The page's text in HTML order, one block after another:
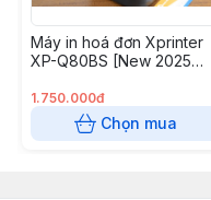
Máy in hoá đơn Xprinter
XP-Q80BS [New 2025
1.750.000đ
Chọn mua